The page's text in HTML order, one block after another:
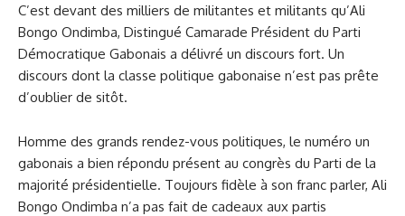
C’est devant des milliers de militantes et militants qu’Ali
Bongo Ondimba, Distingué Camarade Président du Parti
Démocratique Gabonais a délivré un discours fort. Un
discours dont la classe politique gabonaise n’est pas prête
d’oublier de sitôt.
Homme des grands rendez-vous politiques, le numéro un
gabonais a bien répondu présent au congrès du Parti de la
majorité présidentielle. Toujours fidèle à son franc parler, Ali
Bongo Ondimba n’a pas fait de cadeaux aux partis